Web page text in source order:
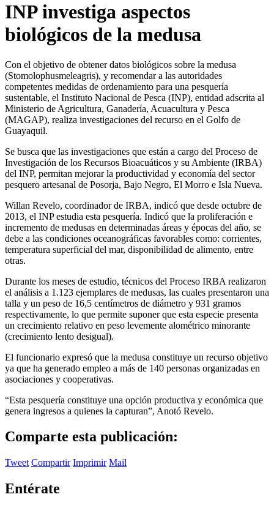
INP investiga aspectos
biológicos de la medusa
Con el objetivo de obtener datos biológicos sobre la medusa
(Stomolophusmeleagris), y recomendar a las autoridades
competentes medidas de ordenamiento para una pesquería
sustentable, el Instituto Nacional de Pesca (INP), entidad adscrita al
Ministerio de Agricultura, Ganadería, Acuacultura y Pesca
(MAGAP), realiza investigaciones del recurso en el Golfo de
Guayaquil.
Se busca que las investigaciones que están a cargo del Proceso de
Investigación de los Recursos Bioacuáticos y su Ambiente (IRBA)
del INP, permitan mejorar la productividad y economía del sector
pesquero artesanal de Posorja, Bajo Negro, El Morro e Isla Nueva.
Willan Revelo, coordinador de IRBA, indicó que desde octubre de
2013, el INP estudia esta pesquería. Indicó que la proliferación e
incremento de medusas en determinadas áreas y épocas del año, se
debe a las condiciones oceanográficas favorables como: corrientes,
temperatura superficial del mar, disponibilidad de alimento, entre
otras.
Durante los meses de estudio, técnicos del Proceso IRBA realizaron
el análisis a 1.123 ejemplares de medusas, las cuales presentaron una
talla y un peso de 16,5 centímetros de diámetro y 931 gramos
respectivamente, lo que permite suponer que esta especie presenta
un crecimiento relativo en peso levemente alométrico minorante
(crecimiento lento desigual).
El funcionario expresó que la medusa constituye un recurso objetivo
ya que ha generado empleo a más de 140 personas organizadas en
asociaciones y cooperativas.
“Esta pesquería constituye una opción productiva y económica que
genera ingresos a quienes la capturan”, Anotó Revelo.
Comparte esta publicación:
Tweet Compartir Imprimir Mail
Entérate